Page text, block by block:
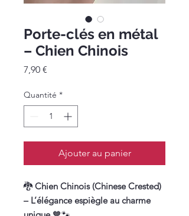
Porte-clés en métal
– Chien Chinois
7,90 €
Quantité *
Ajouter au panier
🐉 Chien Chinois (Chinese Crested)
– L’élégance espiègle au charme